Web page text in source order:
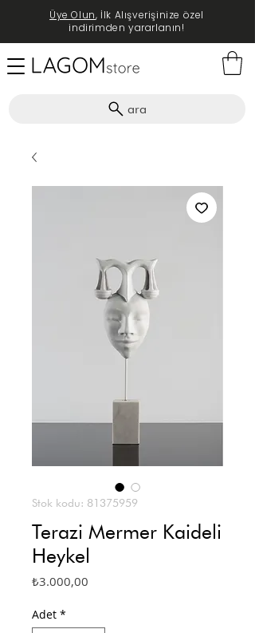
ara
Üye Olun, İlk Alışverişinize özel
indirimden yararlanın!
Stok kodu: 81375959
Terazi Mermer Kaideli
Heykel
₺3.000,00
Adet *